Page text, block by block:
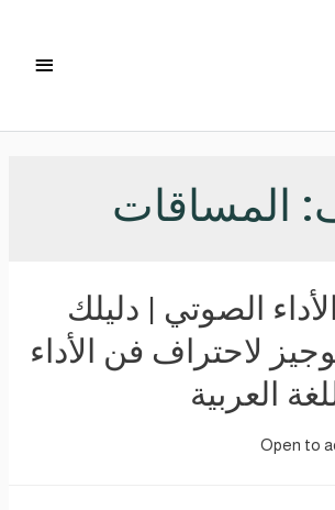
المساقات
الصوتي | دليلك
لاحتراف فن الأداء
العربية
Open to